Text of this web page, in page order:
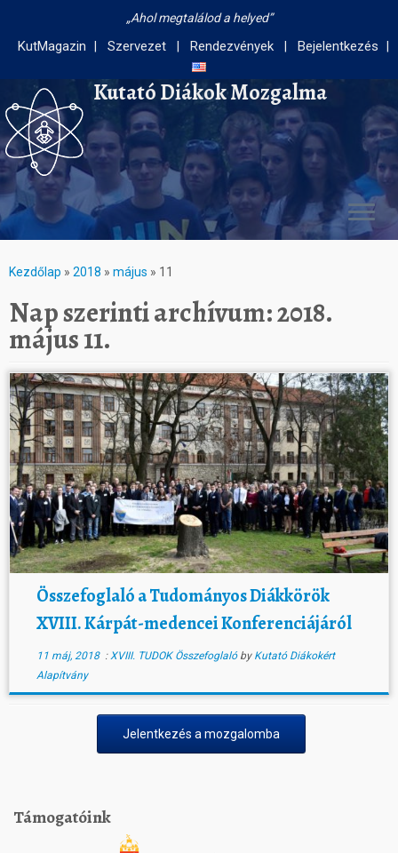
Ahol megtalálod a helyed
KutMagazin Szervezet Rendezvények Bejelentkezés
Kutató Diákok Mozgalma
Kezdőlap » 2018 » május » 11
Nap szerinti archívum:2018.
május 11.
Összefoglaló a Tudományos Diákkörök
XVIII. Kárpát-medencei Konferenciájáról
11 máj, 2018:XVIII. TUDOK Összefoglaló by Kutató Diákokért
Alapítvány
Jelentkezés a mozgalomba
Támogatóink